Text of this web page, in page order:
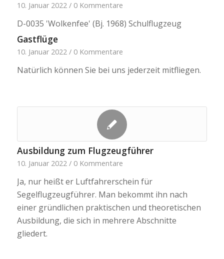
10. Januar 2022 / 0 Kommentare
D-0035 'Wolkenfee' (Bj. 1968) Schulflugzeug
Gastflüge
10. Januar 2022 / 0 Kommentare
Natürlich können Sie bei uns jederzeit mitfliegen.
Ausbildung zum Flugzeugführer
10. Januar 2022 / 0 Kommentare
Ja, nur heißt er Luftfahrerschein für
Segelflugzeugführer. Man bekommt ihn nach
einer gründlichen praktischen und theoretischen
Ausbildung, die sich in mehrere Abschnitte
gliedert.